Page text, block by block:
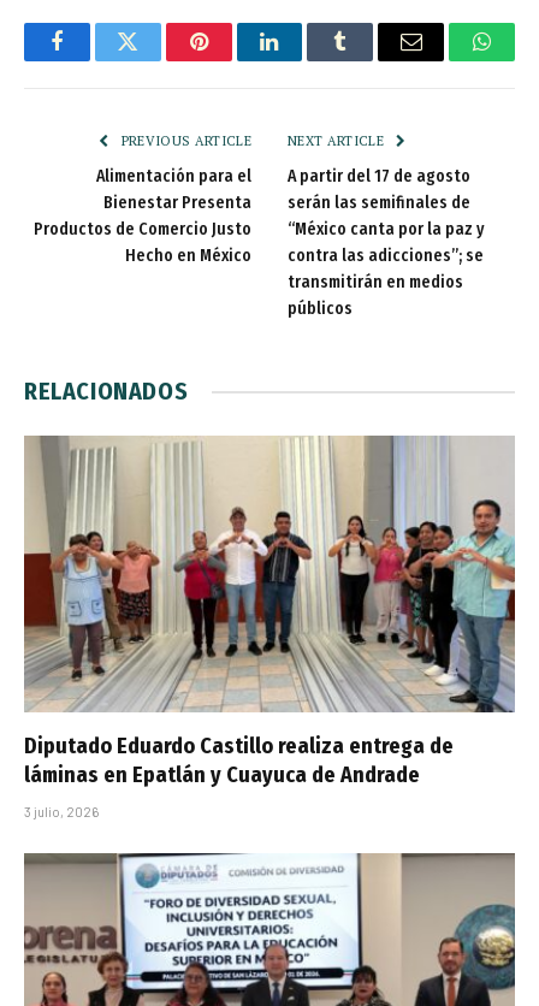
FacebookTwitter PinterestLinkedInTumblr Email
PREVIOUS ARTICLE
Alimentación para el
Bienestar Presenta
Productos de Comercio Justo
Hecho en México
NEXT ARTICLE
A partir del 17 de agosto
serán las semifinales de
“México canta por la paz y
contra las adicciones”; se
transmitirán en medios
públicos
RELACIONADOS
Diputado Eduardo Castillo realiza entrega de
láminas en Epatlán y Cuayuca de Andrade
3 julio, 2026